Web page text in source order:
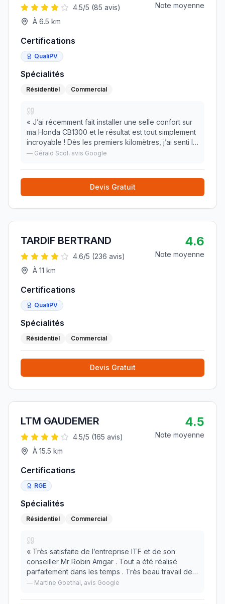
4.5/5 (85 avis)
À 6.5 km
Note moyenne
Certifications
QualiPV
Spécialités
Résidentiel Commercial
« J’ai récemment fait installer une selle confort sur
ma Honda CB1300 et le résultat est tout simplement
incroyable ! Dès les premiers kilomètres, j’ai senti la
différence : maintien parfait, confort exceptionnel
— Gérald Scol, avis Google
Devis Gratuit
TARDIF BERTRAND
4.6/5 (236 avis)
À 11 km
4.6
Note moyenne
Certifications
QualiPV
Spécialités
Résidentiel Commercial
Devis Gratuit
LTM GAUDEMER
4.5/5 (165 avis)
À 15.5 km
4.5
Note moyenne
Certifications
RGE
Spécialités
Résidentiel Commercial
« Très satisfaite de l’entreprise ITF et de son
conseiller Mr Robin Amgar . Tout a été réalisé
parfaitement dans les temps . Très beau travail de
qualité»
— Martine Goethal, avis Google